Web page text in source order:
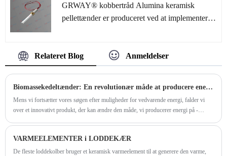
GRWAY® kobbertråd Alumina keramisk
pellettænder er produceret ved at implementere
opvarmningshastighed. Keramisk varmelegeme
kan give højere pålidelighed end nogensinde før.
innovative typer varmelegemer i bilindustrien,
medicinske og halvlederindustrien.
Relateret Blog Anmeldelser
Biomassekedeltænder: En revolutionær måde at producere energi på
Mens vi fortsætter vores søgen efter muligheder for vedvarende energi, falder vi
over et innovativt produkt, der kan ændre den måde, vi producerer energi på -
reducerer også omkostningerne og miljøbelastningen.
VARMEELEMENTER i LODDEKÆR
De fleste loddekolber bruger et keramisk varmeelement til at generere den varme,